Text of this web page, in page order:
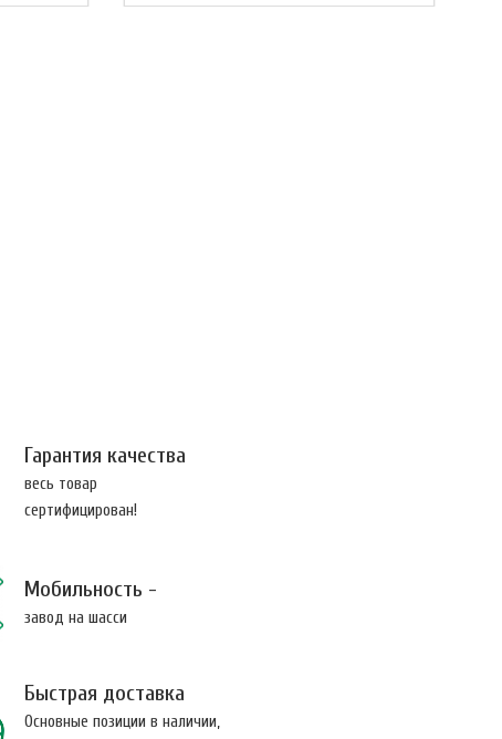
Гарантия качества
весь товар
сертифицирован!
Мобильность -
завод на шасси
Быстрая доставка
Основные позиции в наличии,